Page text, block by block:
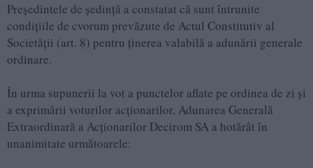
Preşedintele de şedinţă a constatat că sunt întrunite
condiţiile de cvorum prevăzute de Actul Constitutiv al
Societăţii (art. 8) pentru ţinerea valabilă a adunării generale
ordinare.
În urma supunerii la vot a punctelor aflate pe ordinea de zi şi
a exprimării voturilor acţionarilor, Adunarea Generală
Extraordinară a Acţionarilor Decirom SA a hotărât în
unanimitate următoarele: